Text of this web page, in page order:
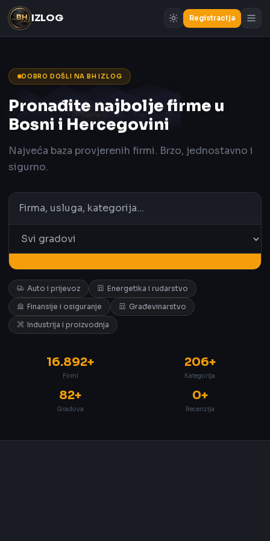
IZLOG Registracija
DOBRO DOŠLI NA BH IZLOG
Pronađite najbolje firme u
Bosni i Hercegovini
Najveća baza provjerenih firmi. Brzo, jednostavno i
sigurno.
Auto i prijevoz
Energetika i rudarstvo
Finansije i osiguranje
Građevinarstvo
Industrija i proizvodnja
16.892+
Firmi
206+
Kategorija
82+
Gradova
0+
Recenzija